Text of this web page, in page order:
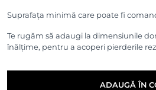
Suprafața minimă care poate fi
Te rugăm să adaugi la dimensiunile
înălțime, pentru a acoperi pierderile
ADAUGĂ ÎN